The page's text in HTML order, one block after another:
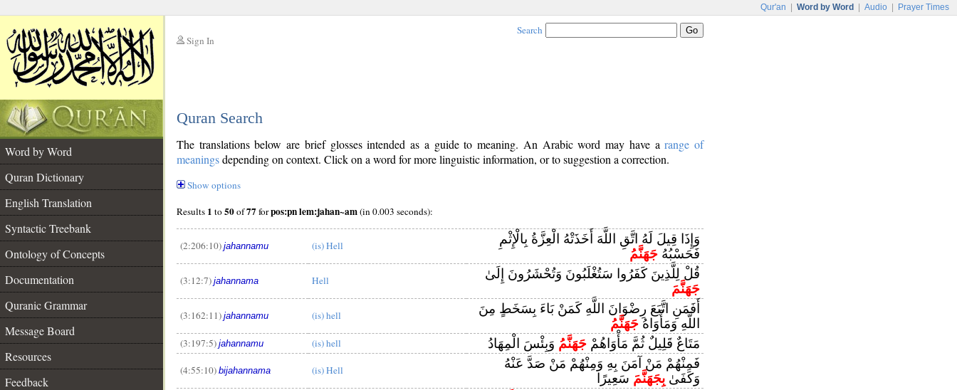
Qur'an Word by Word Audio Prayer Times
Sign In
Search
Quran Search
Word by Word
Quran Dictionary
English Translation
Syntactic Treebank
Ontology of Concepts
Documentation
Quranic Grammar
Message Board
Resources
Feedback
The translations below are brief glosses intended as a guide to meaning. An Arabic word may have arange of
meaningsdepending on context. Click on a word for more linguistic information, or to suggestion a correction.
Show options
Results 1 to50of77forpos:pn lem:jahan~am(in 0.003 seconds):
(2:206:10) jahannamu (is) Hell
وَإِذَا قِيلَ لَهُ اتَّقِ اللَّهَ أَخَذَتْهُ الْعِزَّةُ بِالْإِثْمِ
فَحَسْبُهُ جَهَنَّمُ
(3:12:7) jahannama Hell
قُلْ لِلَّذِينَ كَفَرُوا سَتُغْلَبُونَ وَتُحْشَرُونَ إِلَىٰ
جَهَنَّمَ
(3:162:11) jahannamu (is) hell
أَفَمَنِ اتَّبَعَ رِضْوَانَ اللَّهِ كَمَنْ بَاءَ بِسَخَطٍ مِنَ
اللَّهِ وَمَأْوَاهُجَهَنَّمُ
(3:197:5) jahannamu (is) hell مَتَاعٌ قَلِيلٌ ثُمَّ مَأْوَاهُمْ جَهَنَّمُ وَبِئْسَ الْمِهَادُ
(4:55:10) bijahannama (is) Hell
فَمِنْهُمْ مَنْ آمَنَ بِهِ وَمِنْهُمْ مَنْ صَدَّ عَنْهُ
وَكَفَىٰ بِجَهَنَّمَ سَعِيرًا